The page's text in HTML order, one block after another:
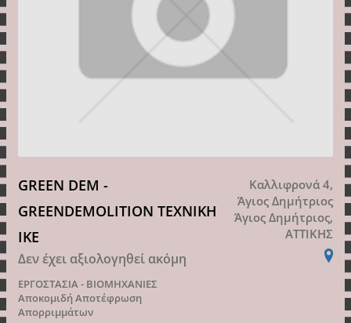
GREEN DEM -
GREENDEMOLITION ΤΕΧΝΙΚΗ
ΙΚΕ
Δεν έχει αξιολογηθεί ακόμη
ΕΡΓΟΣΤΑΣΙΑ - ΒΙΟΜΗΧΑΝΙΕΣ
Αποκομιδή Αποτέφρωση
Απορριμμάτων
Καλλιφρονά 4,
Άγιος Δημήτριος
Άγιος Δημήτριος,
ΑΤΤΙΚΗΣ